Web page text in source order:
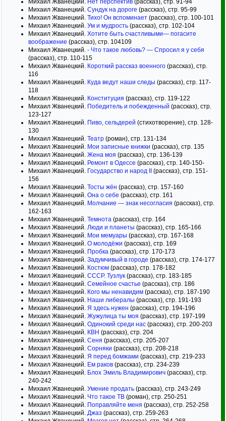
Михаил Жванецкий. Нет перспектив (рассказ), стр. 91-94
Михаил Жванецкий. Сундук на дороге (рассказ), стр. 95-99
Михаил Жванецкий. Тихо! Он вспоминает (рассказ), стр. 100-101
Михаил Жванецкий. Ум и мудрость (рассказ), стр. 102-104
Михаил Жванецкий. Хотите быть счастливыми— погасите
воображение (рассказ), стр. 104109
Михаил Жванецкий. - Что такое любовь? — Спросил я у себя
(рассказ), стр. 110-115
Михаил Жванецкий. Короткий рассказ военного (рассказ), стр.
116
Михаил Жванецкий. Куда ведут наши следы (рассказ), стр. 117-
118
Михаил Жванецкий. Конституция (рассказ), стр. 119-122
Михаил Жванецкий. Победитель и побежденный (рассказ), стр.
123-127
Михаил Жванецкий. Пиво, сельдерей (стихотворение), стр. 128-
130
Михаил Жванецкий. Театр (роман), стр. 131-134
Михаил Жванецкий. Мои записные книжки (рассказ), стр. 135
Михаил Жванецкий. Жена моя (рассказ), стр. 136-139
Михаил Жванецкий. Ремонт в Одессе (рассказ), стр. 140-150-
Михаил Жванецкий. Государство и народ II
(рассказ), стр. 151-
156
Михаил Жванецкий. Тосты жён (рассказ), стр. 157-160
Михаил Жванецкий. Она о себе (рассказ), стр. 161
Михаил Жванецкий. Молчание — знак несогласия (рассказ), стр.
162-163
Михаил Жванецкий. Темнота (рассказ), стр. 164
Михаил Жванецкий. Люди и планеты (рассказ), стр. 165-166
Михаил Жванецкий. Мои мемуары (рассказ), стр. 167-168
Михаил Жванецкий. О молодёжи (рассказ), стр. 169
Михаил Жванецкий. Пробка (рассказ), стр. 170-173
Михаил Жванецкий. Задумчивый в городе (рассказ), стр. 174-177
Михаил Жванецкий. Костюм (рассказ), стр. 178-182
Михаил Жванецкий. СССР. Тузлук (рассказ), стр. 183-185
Михаил Жванецкий. Семейное счастье (рассказ), стр. 186
Михаил Жванецкий. Кого мы ненавидим (рассказ), стр. 187-190
Михаил Жванецкий. Наши либералы (рассказ), стр. 191-193
Михаил Жванецкий. Я здесь нужен (рассказ), стр. 194-196
Михаил Жванецкий. Жужулица ты моя (рассказ), стр. 197-199
Михаил Жванецкий. Одинокий среди нас (рассказ), стр. 200-203
Михаил Жванецкий. КВН (рассказ), стр. 204
Михаил Жванецкий. Сеня (рассказ), стр. 205-207
Михаил Жванецкий. Сорняки (рассказ), стр. 208-218
Михаил Жванецкий. Я перед бомжами (рассказ), стр. 219-233
Михаил Жванецкий. Ем раков (рассказ), стр. 234-239
Михаил Жванецкий. Блох Эмиль Владимирович (рассказ), стр.
240-242
Михаил Жванецкий. Умение продать (рассказ), стр. 243-249
Михаил Жванецкий. Что такое ТВ (роман), стр. 250-251
Михаил Жванецкий. Поправляйте меня (рассказ), стр. 252-258
Михаил Жванецкий. Джаз (рассказ), стр. 259-263